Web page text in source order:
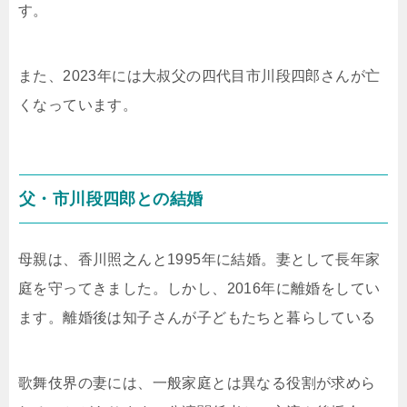
す。
また、2023年には大叔父の四代目市川段四郎さんが亡
くなっています。
父・市川段四郎との結婚
母親は、香川照之んと1995年に結婚。妻として長年家
庭を守ってきました。しかし、2016年に離婚をしてい
ます。離婚後は知子さんが子どもたちと暮らしている
歌舞伎界の妻には、一般家庭とは異なる役割が求めら